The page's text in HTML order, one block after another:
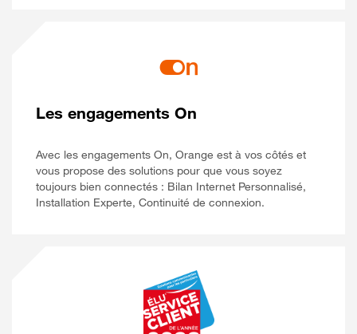
Les engagements On
Avec les engagements On, Orange est à vos côtés et
vous propose des solutions pour que vous soyez
toujours bien connectés : Bilan Internet Personnalisé,
Installation Experte, Continuité de connexion.